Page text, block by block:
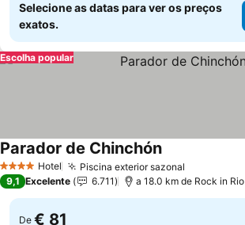
Selecione as datas para ver os preços
exatos.
Escolha popular
4 EstrelasHotel Piscina exterior sazonal
Parador de Chinchón
9,1 Excelente 6.711 a 18.0 km de Rock in Rio
De € 81